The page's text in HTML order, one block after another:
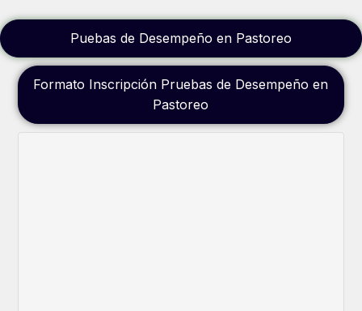
Puebas de Desempeño en Pastoreo
Formato Inscripción Pruebas de Desempeño en
Pastoreo